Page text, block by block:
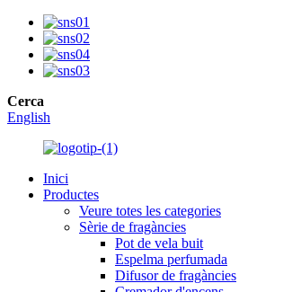
Cerca
English
Inici
Productes
Veure totes les categories
Sèrie de fragàncies
Pot de vela buit
Espelma perfumada
Difusor de fragàncies